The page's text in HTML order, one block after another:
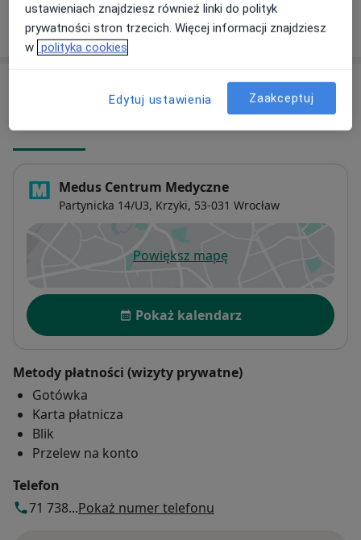
W jaki sposób ustalane są ceny?
Adres 1 Adres 2 Adres 3
Medus Centrum Medyczne
Partynicka 14/U3, Krzyki, 53-031 Wrocław
Powiększ mapęotwiera się w nowej karcie
Dostępność
Pokaż kalendarz
Metody płatności (wizyty prywatne)
Gotówka
Karta płatnicza
Blik
Przelew na konto
Telefon
71 738...Pokaż numer telefonu
ustawieniach znajdziesz również linki do polityk
prywatności stron trzecich. Więcej informacji znajdziesz
w polityka cookies
Edytuj ustawienia Zaakceptuj